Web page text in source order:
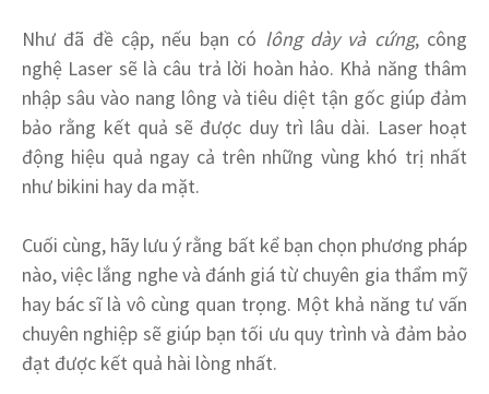
Như đã đề cập, nếu bạn có lông dày và cứng, công
nghệ Laser sẽ là câu trả lời hoàn hảo. Khả năng thâm
nhập sâu vào nang lông và tiêu diệt tận gốc giúp đảm
bảo rằng kết quả sẽ được duy trì lâu dài. Laser hoạt
động hiệu quả ngay cả trên những vùng khó trị nhất
như bikini hay da mặt.
Cuối cùng, hãy lưu ý rằng bất kể bạn chọn phương pháp
nào, việc lắng nghe và đánh giá từ chuyên gia thẩm mỹ
hay bác sĩ là vô cùng quan trọng. Một khả năng tư vấn
chuyên nghiệp sẽ giúp bạn tối ưu quy trình và đảm bảo
đạt được kết quả hài lòng nhất.